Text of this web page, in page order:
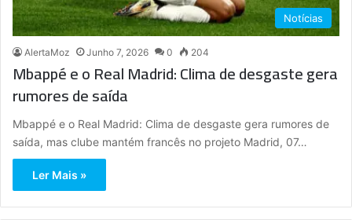
Notícias
AlertaMoz Junho 7, 2026 0 204
Mbappé e o Real Madrid: Clima de desgaste gera
rumores de saída
Mbappé e o Real Madrid: Clima de desgaste gera rumores de
saída, mas clube mantém francês no projeto Madrid, 07…
Ler Mais »